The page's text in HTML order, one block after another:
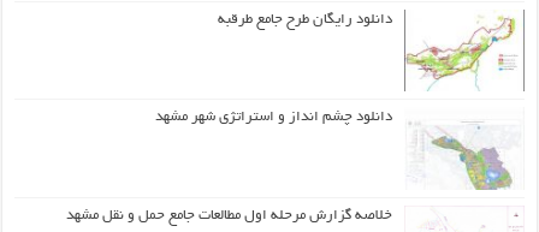
دانلود رایگان طرح جامع طرقبه
دانلود چشم انداز و استراتژی شهر مشهد
خلاصه گزارش مرحله اول مطالعات جامع حمل و نقل مشهد